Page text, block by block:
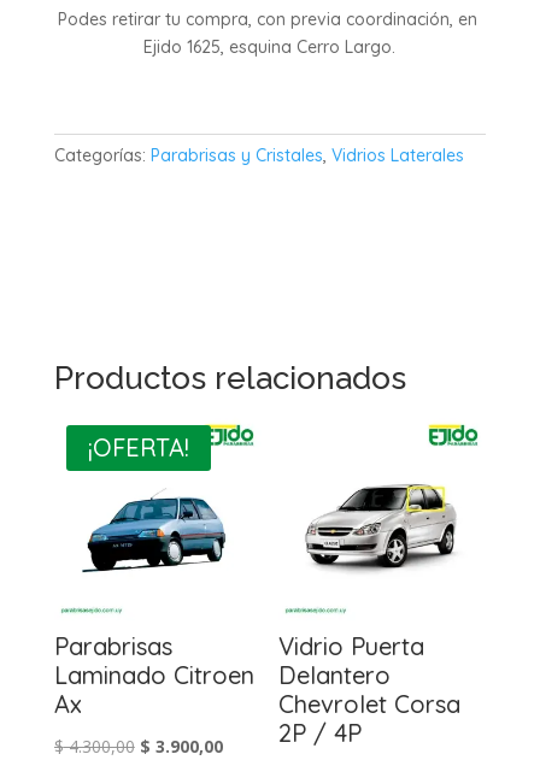
Podes retirar tu compra, con previa coordinación, en
Ejido 1625, esquina Cerro Largo.
Categorías: Parabrisas y Cristales, Vidrios Laterales
Productos relacionados
¡OFERTA!
Parabrisas
Laminado Citroen
Ax
$4.300,00 El
$ 3.900,00El
Vidrio Puerta
Delantero
Chevrolet Corsa
2P / 4P